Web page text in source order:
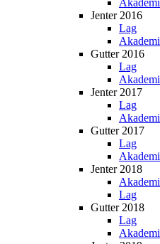
Akademi
Jenter 2016
Lag
Akademi
Gutter 2016
Lag
Akademi
Jenter 2017
Lag
Akademi
Gutter 2017
Lag
Akademi
Jenter 2018
Akademi
Lag
Gutter 2018
Lag
Akademi